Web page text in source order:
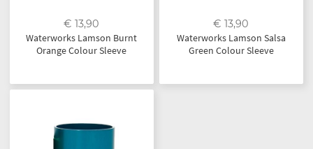
€ 13,90
Waterworks Lamson Burnt
Orange Colour Sleeve
€ 13,90
Waterworks Lamson Salsa
Green Colour Sleeve